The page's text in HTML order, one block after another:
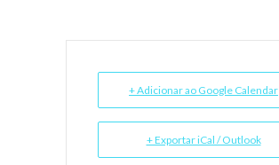
+ Adicionar ao Google Calendar
+ Exportar iCal / Outlook